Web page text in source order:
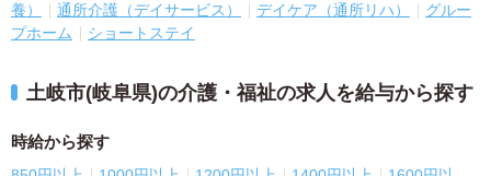
養）
通所介護（デイサービス） デイケア（通所リハ）
グルー
プホーム
ショートステイ
土岐市(岐阜県)の介護・福祉の求人を給与から探す
時給から探す